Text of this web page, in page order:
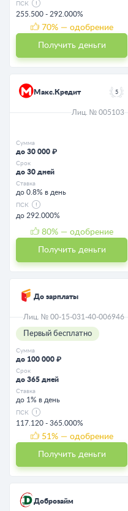
ПСК
255.500 - 292.000%
70% — одобрение
Получить деньги
Макс.Кредит 5
Лиц. № 005103
Сумма
до 30 000 ₽
Срок
до 30 дней
Ставка
до 0.8% в день
ПСК
до 292.000%
80% — одобрение
Получить деньги
До зарплаты
Лиц. № 00-15-031-40-006946
Первый бесплатно
Сумма
до 100 000 ₽
Срок
до 365 дней
Ставка
до 1% в день
ПСК
117.120 - 365.000%
51 % — одобрение
Получить деньги
Доброзайм